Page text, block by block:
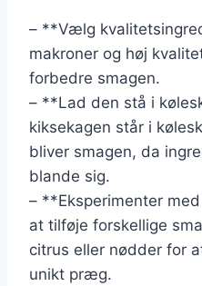
– **Vælg
makroner og høj
forbedre smagen.
– **Lad den stå i
kiksekagen står i
bliver smagen, da
blande sig.
– **Eksperimenter
at tilføje forskellige
citrus eller nødder for
unikt præg.